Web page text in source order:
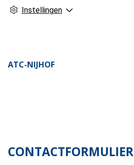
Instellingen
ATC-NIJHOF
CONTACTFORMULIER